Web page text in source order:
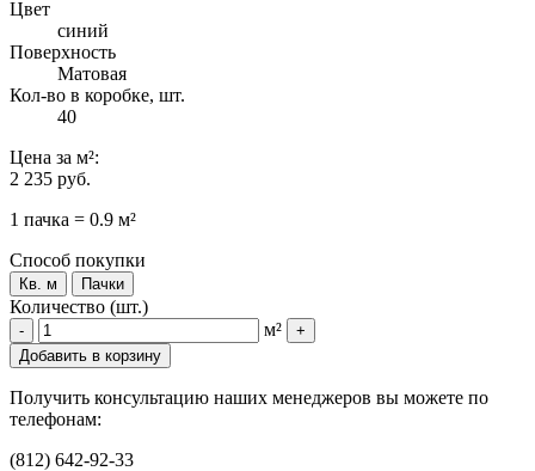
Цвет
синий
Поверхность
Матовая
Кол-во в коробке, шт.
40
Цена за м²:
2 235 руб.
1 пачка = 0.9 м²
Способ покупки
Кв. м Пачки
Количество (шт.)
- м²
+
Добавить в корзину
Получить консультацию наших менеджеров вы можете по
телефонам:
(812) 642-92-33